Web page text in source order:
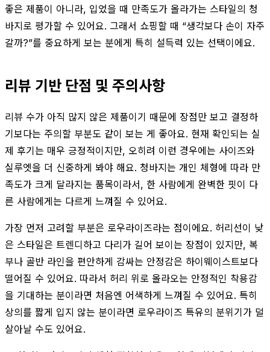
좋은 제품이 아니라, 입었을 때 만족도가 올라가는 스타일의 청
바지로 평가할 수 있어요. 그래서 쇼핑할 때 “생각보다 손이 자주
갈까?”를 중요하게 보는 분에게 특히 설득력 있는 선택이에요.
리뷰 기반 단점 및 주의사항
리뷰 수가 아직 많지 않은 제품이기 때문에 장점만 보고 결정하
기보다는 주의할 부분도 같이 보는 게 좋아요. 현재 확인되는 실
제 후기는 매우 긍정적이지만, 오히려 이런 경우에는 사이즈와
실루엣을 더 신중하게 봐야 해요. 청바지는 개인 체형에 따라 만
족도가 크게 달라지는 품목이라서, 한 사람에게 완벽한 핏이 다
른 사람에게는 다르게 느껴질 수 있어요.
가장 먼저 고려할 부분은 로우라이즈라는 점이에요. 허리선이 낮
은 스타일은 트렌디하고 다리가 길어 보이는 장점이 있지만, 복
부나 골반 라인을 편안하게 감싸는 안정감은 하이웨이스트보다
떨어질 수 있어요. 따라서 허리 위로 올라오는 안정적인 착용감
을 기대하는 분이라면 처음엔 어색하게 느껴질 수 있어요. 특히
상의를 짧게 입지 않는 분이라면 로우라이즈 특유의 분위기가 덜
살아날 수도 있어요.